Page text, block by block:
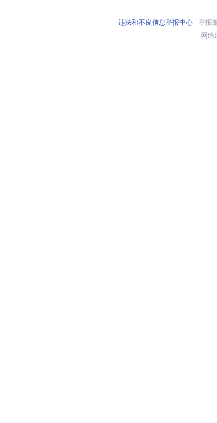
违法和不良信息举报中心举报
网